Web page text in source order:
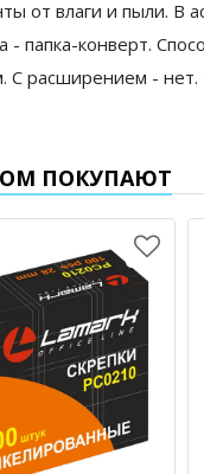
от влаги и пыли. В
- папка-конверт.
С расширением - нет.
ПОКУПАЮТ